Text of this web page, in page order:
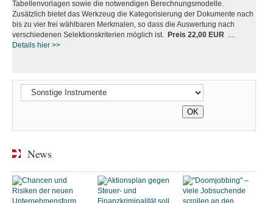
Tabellenvorlagen sowie die notwendigen Berechnungsmodelle.
Zusätzlich bietet das Werkzeug die Kategorisierung der Dokumente nach
bis zu vier frei wählbaren Merkmalen, so dass die Auswertung nach
verschiedenen Selektionskriterien möglich ist. Preis 22,00 EUR
Details hier >>
News